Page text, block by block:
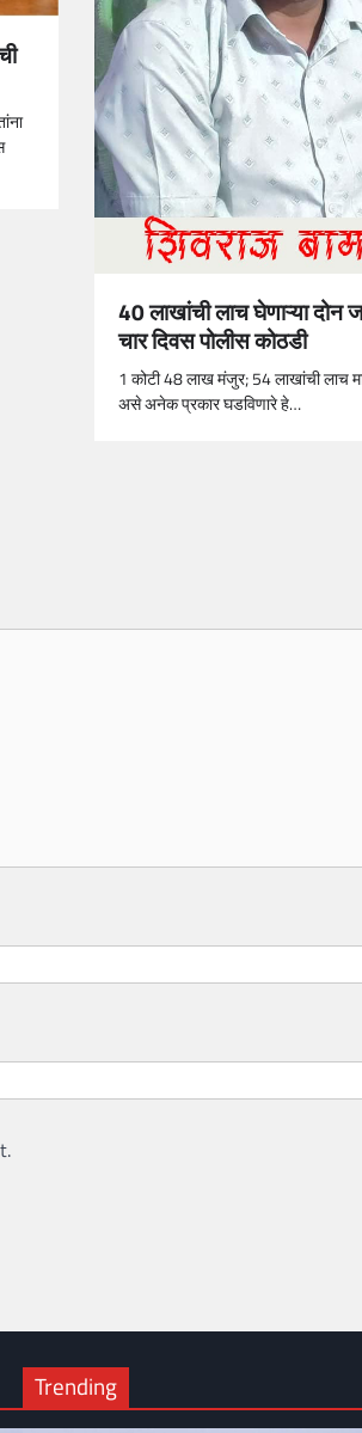
40 लाखांची लाच घेणाऱ्या दोन
चार दिवस पोलीस कोठडी
1 कोटी 48 लाख मंजुर; 54 लाखांची लाच
असे अनेक प्रकार घडविणारे हे…
Trending